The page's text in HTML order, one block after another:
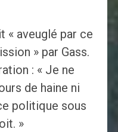
« aveuglé par ce
» par Gass.
: « Je ne
de haine ni
politique sous
»